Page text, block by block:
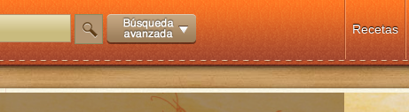
Recetas